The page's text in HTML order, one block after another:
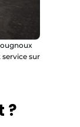
service sur
?